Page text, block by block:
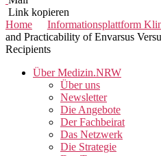
Link kopieren
Home
Informationsplattform
and Practicability of Envarsus
Recipients
Über Medizin.NRW
Über uns
Newsletter
Die Angebote
Der Fachbeirat
Das Netzwerk
Die Strategie